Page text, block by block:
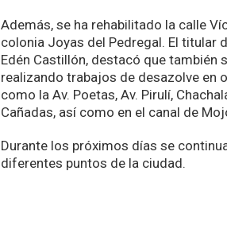
Además, se ha rehabilitado la calle
colonia Joyas del Pedregal. El titular
Edén Castillón, destacó que también
realizando trabajos de desazolve en
como la Av. Poetas, Av. Pirulí,
Cañadas, así como en el canal de
Durante los próximos días se
diferentes puntos de la ciudad.